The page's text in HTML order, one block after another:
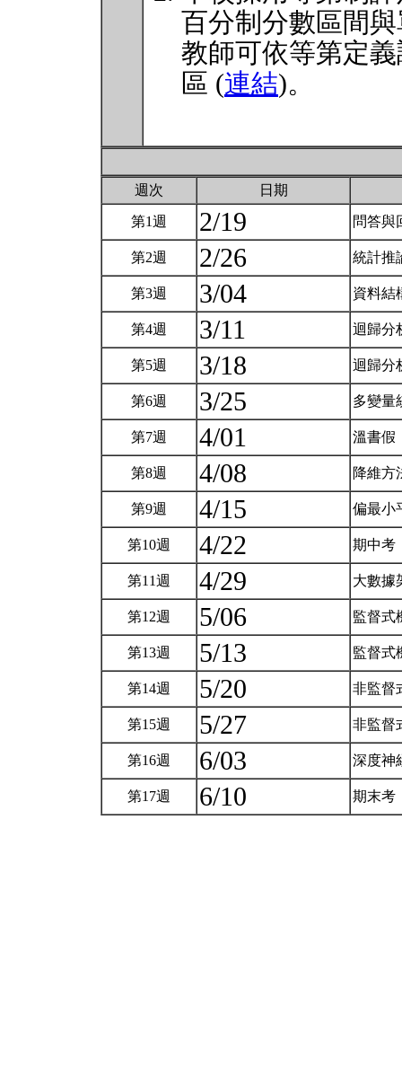
百分制分數區間
教師可依等第定
區 (連結)。
週次 日期
第1週 2/19 問答與
第2週 2/26 統計推
第3週 3/04 資料結
第4週 3/11 迴歸分
第5週 3/18 迴歸分
第6週 3/25 多變量
第7週 4/01 溫書假
第8週 4/08 降維方
第9週 4/15 偏最小
第10週 4/22 期中考
第11週 4/29 大數據
第12週 5/06 監督式
第13週 5/13 監督式
第14週 5/20 非監督
第15週 5/27 非監督
第16週 6/03 深度神
第17週 6/10 期末考